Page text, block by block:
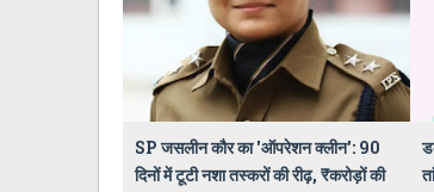
SP जसलीन कौर का 'ऑपरेशन क्लीन': 90
दिनों में टूटी नशा तस्करों की रीढ़, ₹करोड़ों की